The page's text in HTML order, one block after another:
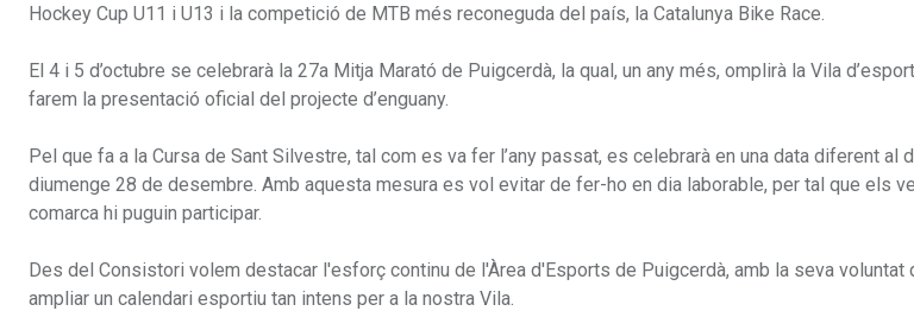
Hockey Cup U11 i U13 i la competició de MTB més reconeguda del país, la Catalunya Bike Race.
El 4 i 5 d’octubre se celebrarà la 27a Mitja Marató de Puigcerdà, la qual, un any més, omplirà la Vila
farem la presentació oficial del projecte d’enguany.
Pel que fa a la Cursa de Sant Silvestre, tal com es va fer l’any passat, es celebrarà en una data diferent al
diumenge 28 de desembre. Amb aquesta mesura es vol evitar de fer-ho en dia laborable, per tal que els
comarca hi puguin participar.
Des del Consistori volem destacar l'esforç continu de l'Àrea d'Esports de Puigcerdà, amb la seva voluntat
ampliar un calendari esportiu tan intens per a la nostra Vila.